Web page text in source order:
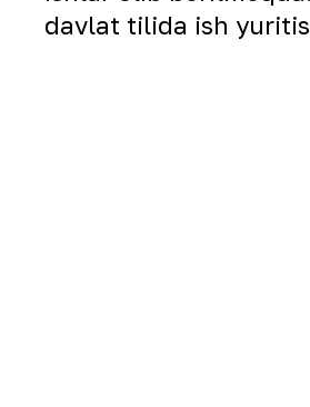
davlat tilida ish